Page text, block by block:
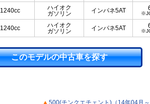
1240cc
ハイオク
ガソリン
インパネ5AT
1240cc
ハイオク
ガソリン
インパネ5AT
このモデルの中古車を探す
500(チンクエチェント)（14年04月